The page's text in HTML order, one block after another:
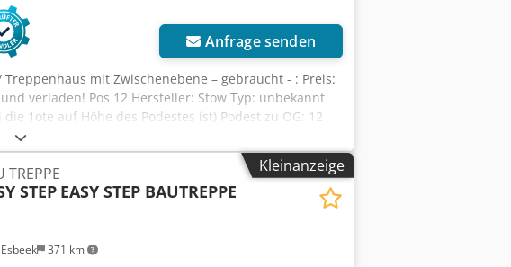
Anfrage senden
Treppenhaus mit Zwischenebene – gebraucht - : Preis:
verladen! Pos 12 Hersteller: Stow Typ: unbekannt
1ote auf Höhe des Podestes ist) Podest zu OG: 12
Stufe zu Stufe vermutlich ca. 18,5cm (muss
Mit Zwischenebene Stufen: Gitterroste verzinkt
Noha Zustand: gut Verfügbar: ab ca. Q4 / 2026Kleinanzeige
371 km
TREPPE
STEP EASY STEP BAUTREPPE